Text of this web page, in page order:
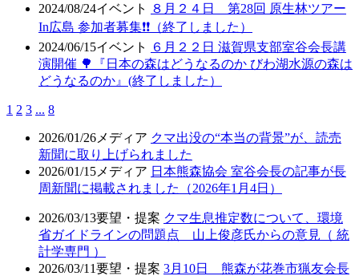
2024/08/24イベント
８月２４日 第28回 原生林ツアー
In広島 参加者募集❗❗（終了しました）
2024/06/15イベント
６月２２日 滋賀県支部室谷会長講
演開催 🌳『日本の森はどうなるのか びわ湖水源の森は
どうなるのか』(終了しました）
1 2 3 ... 8
2026/01/26 メディア クマ出没の“本当の背景”が、読売
新聞に取り上げられました
2026/01/15 メディア 日本熊森協会 室谷会長の記事が長
周新聞に掲載されました（2026年1月4日）
2026/03/13要望・提案 クマ生息推定数について、環境
省ガイドラインの問題点 山上俊彦氏からの意見（ 統
計学専門 ）
2026/03/11要望・提案 3月10日 熊森が花巻市猟友会長